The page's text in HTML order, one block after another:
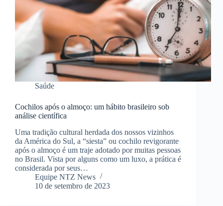
Saúde
Cochilos após o almoço: um hábito brasileiro sob
análise científica
Uma tradição cultural herdada dos nossos vizinhos
da América do Sul, a “siesta” ou cochilo revigorante
após o almoço é um traje adotado por muitas pessoas
no Brasil. Vista por alguns como um luxo, a prática é
considerada por seus…
Equipe NTZ News
10 de setembro de 2023